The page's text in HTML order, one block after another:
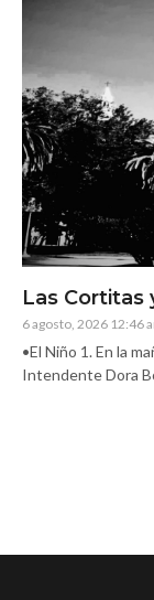
Las Cortitas
6 agosto, 2026 12:46
•El Niño 1. En la
Intendente Dora